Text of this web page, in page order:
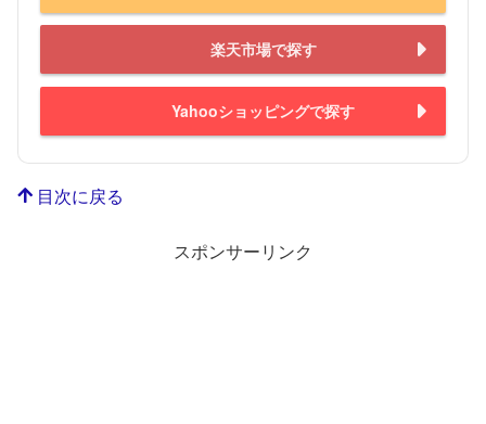
楽天市場で探す
Yahooショッピングで探す
目次に戻る
スポンサーリンク